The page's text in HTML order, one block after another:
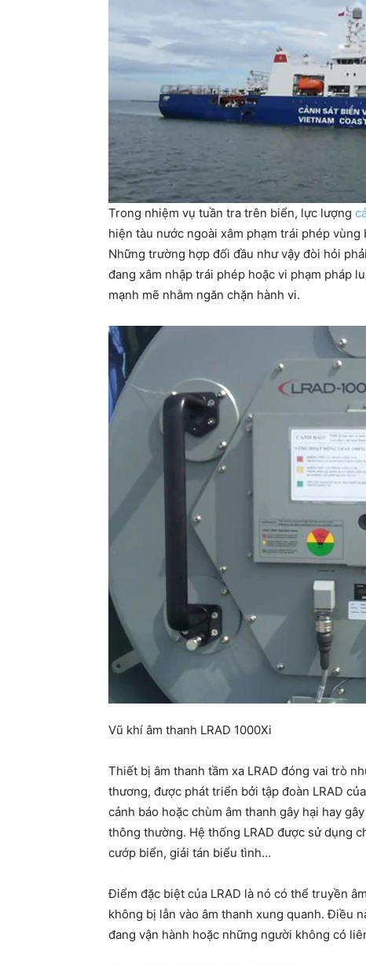
Trong nhiệm vụ tuần tra trên biển, lực lượng
hiện tàu nước ngoài xâm phạm trái phép
Những trường hợp đối đầu như vậy đòi hỏi
đang xâm nhập trái phép hoặc vi phạm pháp
mạnh mẽ nhằm ngăn chặn hành vi.
Vũ khí âm thanh LRAD 1000Xi
Thiết bị âm thanh tầm xa LRAD đóng vai trò
thương, được phát triển bởi tập đoàn LRAD
cảnh báo hoặc chùm âm thanh gây hại hay
thông thường. Hệ thống LRAD được sử dụng
cướp biển, giải tán biểu tình…
Điểm đặc biệt của LRAD là nó có thể truyền
không bị lẫn vào âm thanh xung quanh. Điều
đang vận hành hoặc những người không có